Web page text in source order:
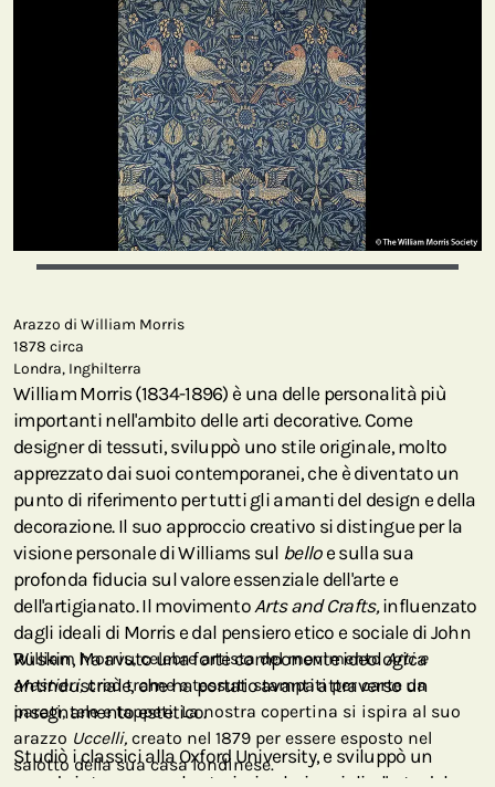
Arazzo di William Morris
1878 circa
Londra, Inghilterra
William Morris (1834-1896) è una delle personalità più
importanti nell'ambito delle arti decorative. Come
designer di tessuti, sviluppò uno stile originale, molto
apprezzato dai suoi contemporanei, che è diventato un
punto di riferimento per tutti gli amanti del design e della
decorazione. Il suo approccio creativo si distingue per la
visione personale di Williams sul belloe sulla sua
profonda fiducia sul valore essenziale dell'arte e
dell'artigianato. Il movimento Arts and Crafts,influenzato
dagli ideali di Morris e dal pensiero etico e sociale di John
Ruskin, ha avuto una forte componente ideologica
antindustriale, che ha portato avanti attraverso un
insegnamento estetico.
Studiò i classici alla Oxford University, e sviluppò un
grande interesse per la storia, i valori sociali e l'arte del
William Morris, celebre artista del movimentoArti e
Mestieri,creò trame e tessuti stampati per carte da
parati, tele e tappeti. La nostra copertina si ispira al suo
arazzo Uccelli, creato nel 1879 per essere esposto nel
salotto della sua casa londinese.